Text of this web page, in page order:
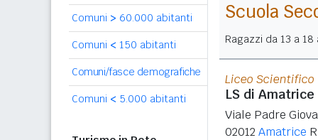
Comuni > 60.000 abitanti
Comuni < 150 abitanti
Comuni/fasce demografiche
Comuni < 5.000 abitanti
Scuola
Ragazzi da 13 a
Liceo Scientifico
LS di Amatrice
Viale Padre
02012 Amatrice